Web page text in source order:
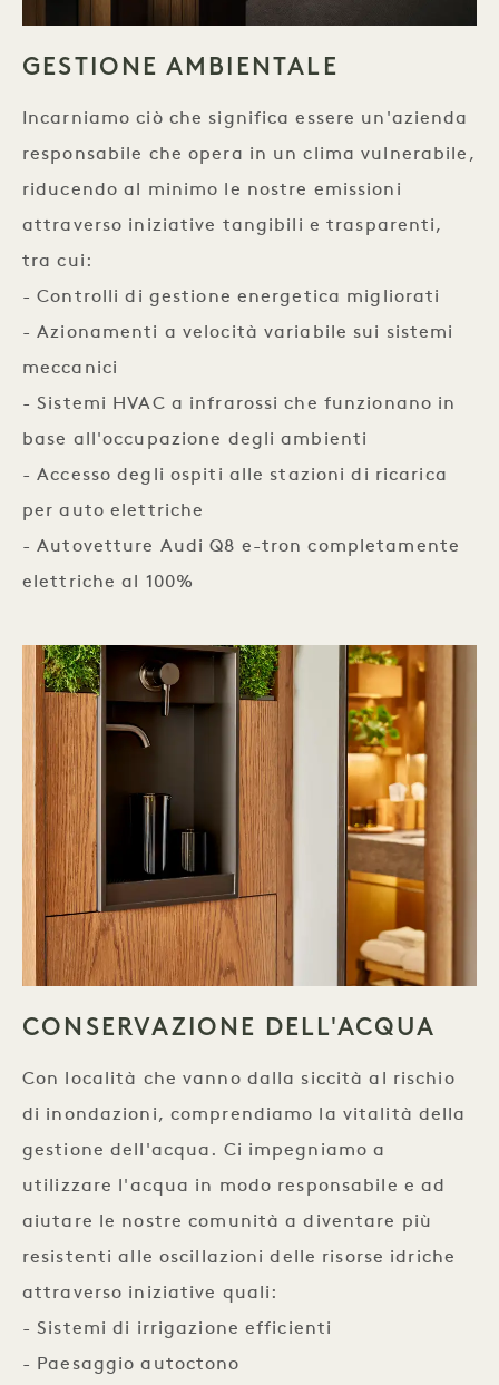
GESTIONE AMBIENTALE
Incarniamo ciò che significa essere un'azienda
responsabile che opera in un clima vulnerabile,
riducendo al minimo le nostre emissioni
attraverso iniziative tangibili e trasparenti,
tra cui:
- Controlli di gestione energetica migliorati
- Azionamenti a velocità variabile sui sistemi
meccanici
- Sistemi HVAC a infrarossi che funzionano in
base all'occupazione degli ambienti
- Accesso degli ospiti alle stazioni di ricarica
per auto elettriche
- Autovetture Audi Q8 e-tron completamente
elettriche al 100%
CONSERVAZIONE DELL'ACQUA
Con località che vanno dalla siccità al rischio
di inondazioni, comprendiamo la vitalità della
gestione dell'acqua. Ci impegniamo a
utilizzare l'acqua in modo responsabile e ad
aiutare le nostre comunità a diventare più
resistenti alle oscillazioni delle risorse idriche
attraverso iniziative quali:
- Sistemi di irrigazione efficienti
- Paesaggio autoctono